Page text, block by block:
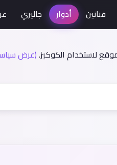
لاستخدام الكوكيز.(عرض
فنانين أدوار جاليري